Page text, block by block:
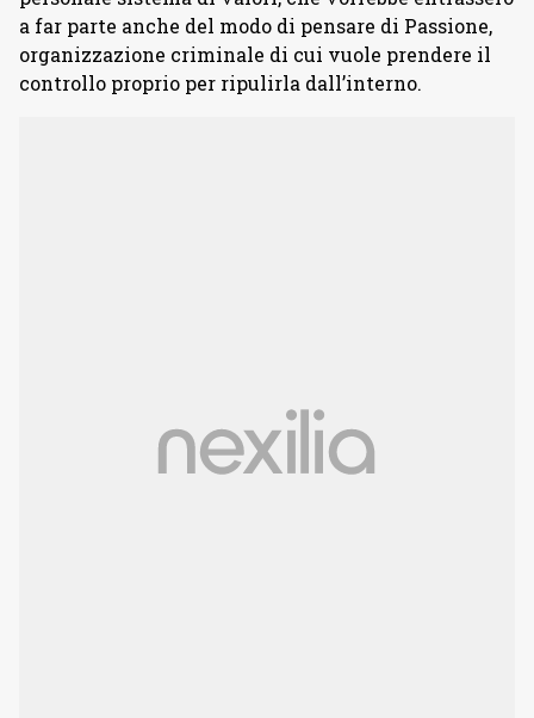
a far parte anche del modo di pensare di Passione,
organizzazione criminale di cui vuole prendere il
controllo proprio per ripulirla dall’interno.